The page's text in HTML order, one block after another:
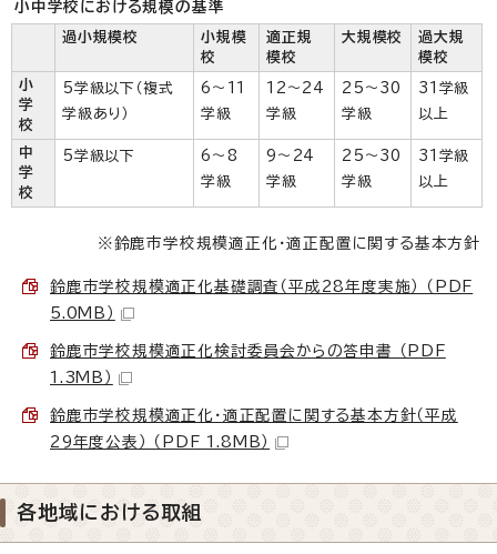
小中学校における規模の基準
過小規模校
小規模
校
適正規
模校
大規模校
過大規
模校
小
学
校
5学級以下（複式
学級あり）
6～11
学級
12～24
学級
25～30
学級
31学級
以上
中
学
校
5学級以下
6～8
学級
9～24
学級
25～30
学級
31学級
以上
※鈴鹿市学校規模適正化・適正配置に関する基本方針
鈴鹿市学校規模適正化基礎調査（平成28年度実施） （PDF
5.0MB）
鈴鹿市学校規模適正化検討委員会からの答申書 （PDF
1.3MB）
鈴鹿市学校規模適正化・適正配置に関する基本方針（平成
29年度公表） （PDF 1.8MB）
各地域における取組